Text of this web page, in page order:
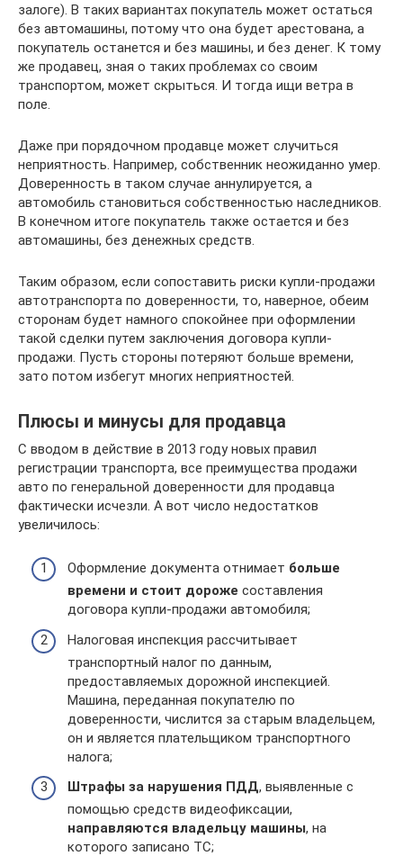
залоге). В таких вариантах покупатель может остаться
без автомашины, потому что она будет арестована, а
покупатель останется и без машины, и без денег. К тому
же продавец, зная о таких проблемах со своим
транспортом, может скрыться. И тогда ищи ветра в
поле.
Даже при порядочном продавце может случиться
неприятность. Например, собственник неожиданно умер.
Доверенность в таком случае аннулируется, а
автомобиль становиться собственностью наследников.
В конечном итоге покупатель также остается и без
автомашины, без денежных средств.
Таким образом, если сопоставить риски купли-продажи
автотранспорта по доверенности, то, наверное, обеим
сторонам будет намного спокойнее при оформлении
такой сделки путем заключения договора купли-
продажи. Пусть стороны потеряют больше времени,
зато потом избегут многих неприятностей.
Плюсы и минусы для продавца
С вводом в действие в 2013 году новых правил
регистрации транспорта, все преимущества продажи
авто по генеральной доверенности для продавца
фактически исчезли. А вот число недостатков
увеличилось:
Оформление документа отнимает больше
времени и стоит дороже составления
договора купли-продажи автомобиля;
Налоговая инспекция рассчитывает
транспортный налог по данным,
предоставляемых дорожной инспекцией.
Машина, переданная покупателю по
доверенности, числится за старым владельцем,
он и является плательщиком транспортного
налога;
Штрафы за нарушения ПДД, выявленные с
помощью средств видеофиксации,
направляются владельцу машины, на
которого записано ТС;